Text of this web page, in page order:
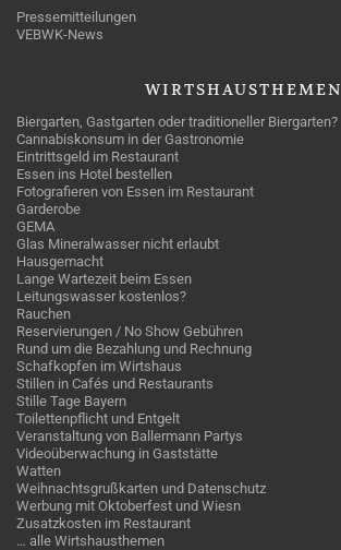
Pressemitteilungen
VEBWK-News
WIRTSHAUSTHEMEN
Biergarten, Gastgarten oder traditioneller Biergarten?
Cannabiskonsum in der Gastronomie
Eintrittsgeld im Restaurant
Essen ins Hotel bestellen
Fotografieren von Essen im Restaurant
Garderobe
GEMA
Glas Mineralwasser nicht erlaubt
Hausgemacht
Lange Wartezeit beim Essen
Leitungswasser kostenlos?
Rauchen
Reservierungen / No Show Gebühren
Rund um die Bezahlung und Rechnung
Schafkopfen im Wirtshaus
Stillen in Cafés und Restaurants
Stille Tage Bayern
Toilettenpflicht und Entgelt
Veranstaltung von Ballermann Partys
Videoüberwachung in Gaststätte
Watten
Weihnachtsgrußkarten und Datenschutz
Werbung mit Oktoberfest und Wiesn
Zusatzkosten im Restaurant
… alle Wirtshausthemen